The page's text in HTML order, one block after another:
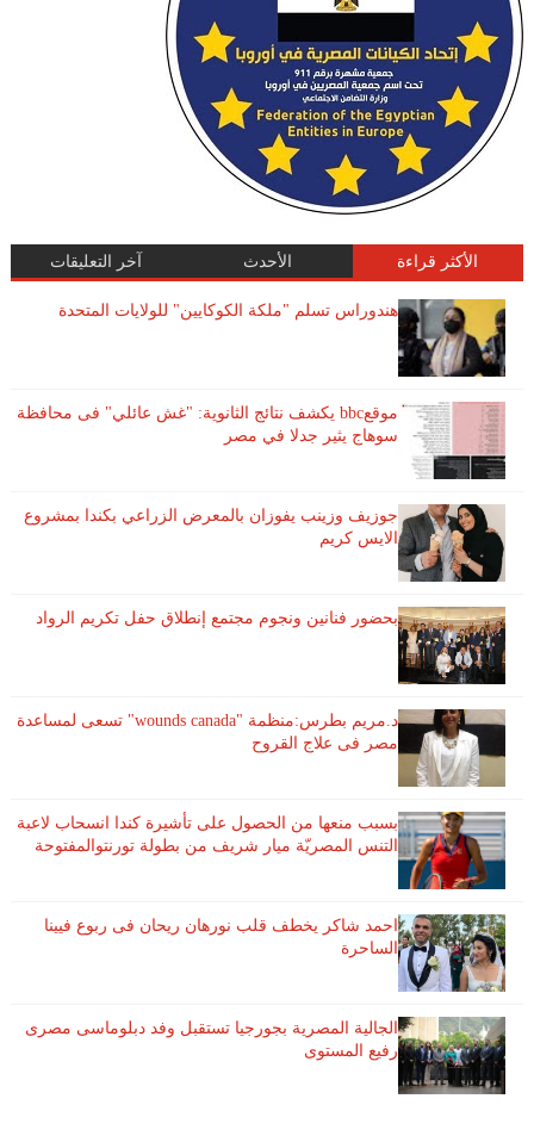
الأكثر قراءة الأحدث آخر التعليقات
هندوراس تسلم "ملكة الكوكايين" للولايات المتحدة
موقعbbc يكشف نتائج الثانوية: "غش عائلي" فى محافظة
سوهاج يثير جدلا في مصر
جوزيف وزينب يفوزان بالمعرض الزراعي بكندا بمشروع
الايس كريم
بحضور فنانين ونجوم مجتمع إنطلاق حفل تكريم الرواد
د.مريم بطرس:منظمة "wounds canada" تسعى لمساعدة
مصر فى علاج القروح
بسبب منعها من الحصول على تأشيرة كندا انسحاب لاعبة ​
التنس​ المصريّة ​ميار شريف​ من بطولة ​تورنتو​المفتوحة
احمد شاكر يخطف قلب نورهان ريحان فى ربوع فيينا
الساحرة
الجالية المصرية بجورجيا تستقبل وفد دبلوماسى مصرى
رفيع المستوى